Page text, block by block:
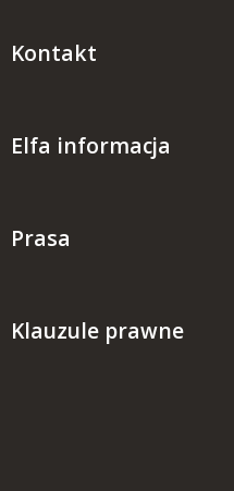
Kontakt
Elfa informacja
Prasa
Klauzule prawne